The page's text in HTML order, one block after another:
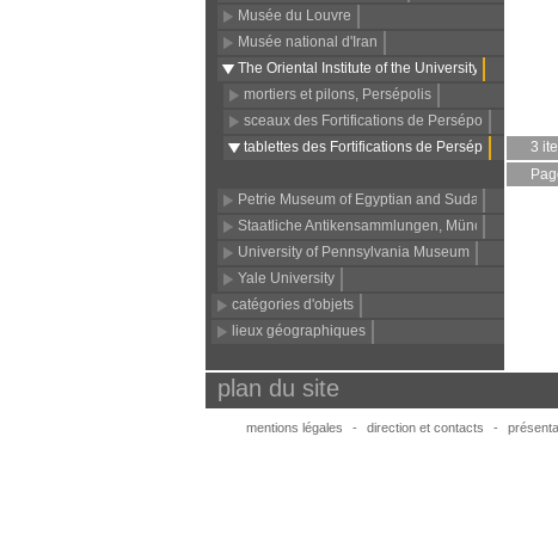
Musée du Louvre
Musée national d'Iran
The Oriental Institute of the University of Chicago
mortiers et pilons, Persépolis
sceaux des Fortifications de Persépolis (OIP 117)
tablettes des Fortifications de Persépolis
3
Petrie Museum of Egyptian and Sudanese
Staatliche Antikensammlungen, München
University of Pennsylvania Museum
Yale University
catégories d'objets
lieux géographiques
plan du site
mentions légales - direction et contacts -